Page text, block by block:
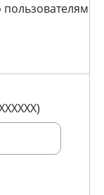
пользователям